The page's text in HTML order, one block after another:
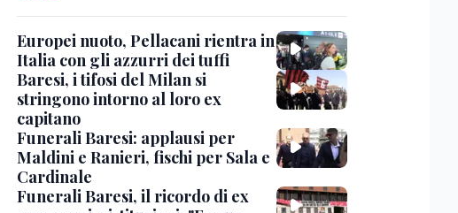
Europei nuoto, Pellacani rientra in
Italia con gli azzurri dei tuffi
Baresi, i tifosi del Milan si
stringono intorno al loro ex
capitano
Funerali Baresi: applausi per
Maldini e Ranieri, fischi per Sala e
Cardinale
Funerali Baresi, il ricordo di ex